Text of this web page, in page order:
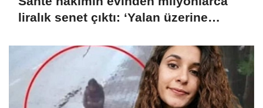
liralık senet çıktı: ‘Yalan üzerine